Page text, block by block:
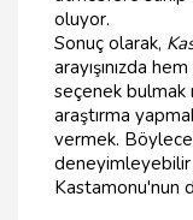
oluyor.
Sonuç olarak,
arayışınızda
seçenek bulmak
araştırma
vermek.
Kastamonu'nun